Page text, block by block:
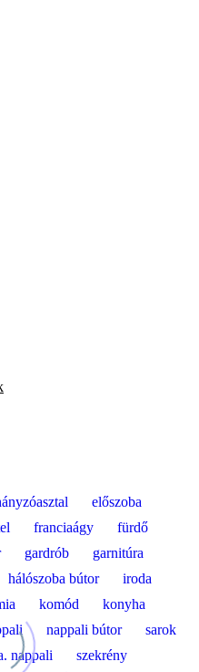
előszoba
franciaágy
fürdő
gardrób
garnitúra
hálószoba bútor
iroda
komód
konyha
nappali bútor
sarok
nappali
szekrény